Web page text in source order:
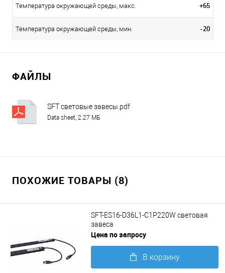
Температура окружающей среды, макс. +65
Температура окружающей среды, мин. -20
ФАЙЛЫ
SFT световые завесы.pdf
Data sheet, 2.27 МБ
ПОХОЖИЕ ТОВАРЫ (8)
SFT-ES16-D36L1-C1P220W световая
завеса
Цена по запросу
В корзину